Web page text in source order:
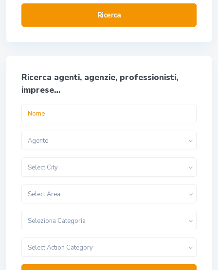
Ricerca
Ricerca agenti, agenzie, professionisti,
imprese…
Agente
Select City
Select Area
Seleziona Categoria
Select Action Category